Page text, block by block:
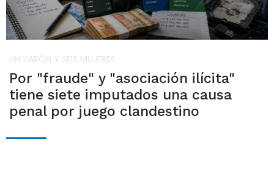
UN VARÓN Y SEIS MUJERES
Por "fraude" y "asociación ilícita"
tiene siete imputados una causa
penal por juego clandestino